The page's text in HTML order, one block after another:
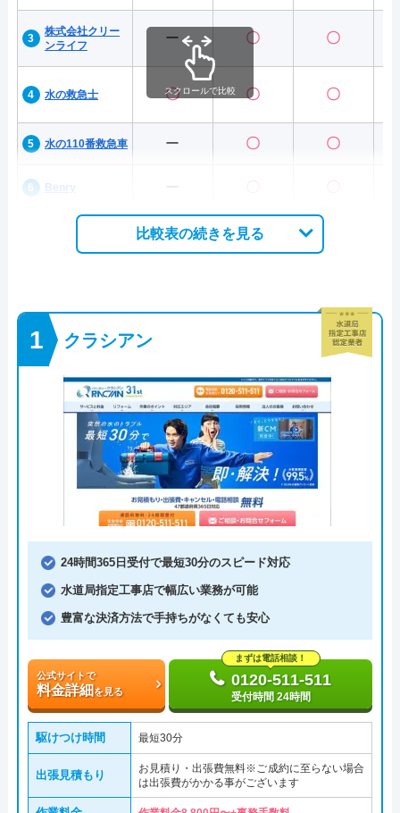
株式会社クリー
ンライフ
ー 〇 〇
水の救急士 〇 〇 〇
水の110番救急車 ー 〇 〇
Benry
スクロールで比較
比較表の続きを見る
クラシアン
24時間365日受付で最短30分のスピード対応
水道局指定工事店で幅広い業務が可能
豊富な決済方法で手持ちがなくても安心
公式サイトで
料金詳細を見る
まずは電話相談！
0120-511-511
受付時間 24時間
駆けつけ時間 最短30分
出張見積もり
お見積り・出張費無料※ご成約に至らない場合
は出張費がかかる事がございます